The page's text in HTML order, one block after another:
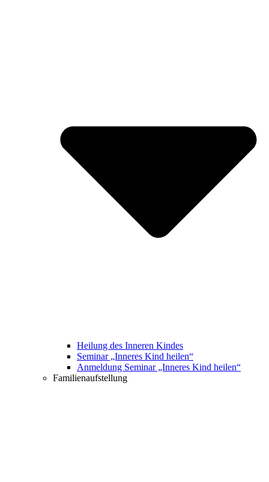
Heilung des Inneren Kindes
Seminar „Inneres Kind heilen“
Anmeldung Seminar „Inneres Kind heilen“
Familienaufstellung